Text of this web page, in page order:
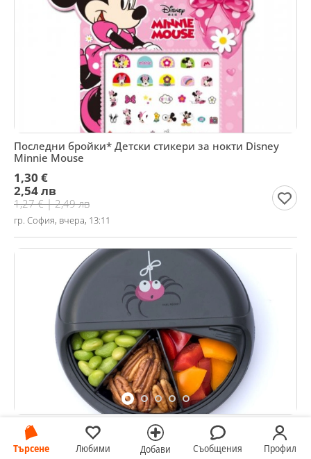
Търсене Любими Добави Съобщения Профил
Последни бройки* Детски стикери за нокти Disney
Minnie Mouse
1,30 €
2,54 лв
1,27 € | 2,49 лв
гр. София, вчера, 13:11
Продавам кутия за снакс Snackdisc 15 см с 5
отделения на фирмата Carl Oscar